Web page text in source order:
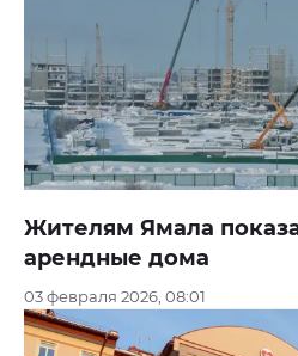
Жителям Ямала
арендные дома
03 февраля 2026, 08:01